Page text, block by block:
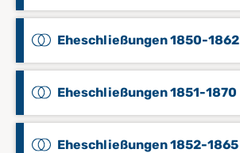
Eheschließungen 1850-1862
Eheschließungen 1851-1870
Eheschließungen 1852-1865